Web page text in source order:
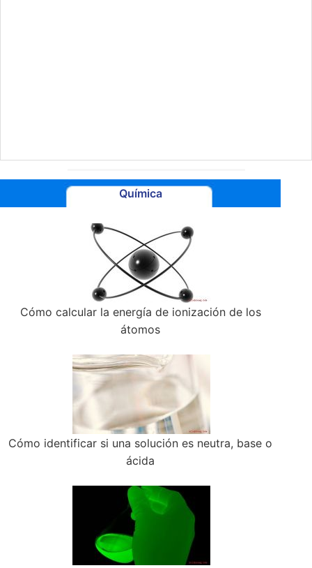
Química
Cómo calcular la energía de ionización de los
átomos
Cómo identificar si una solución es neutra, base o
ácida